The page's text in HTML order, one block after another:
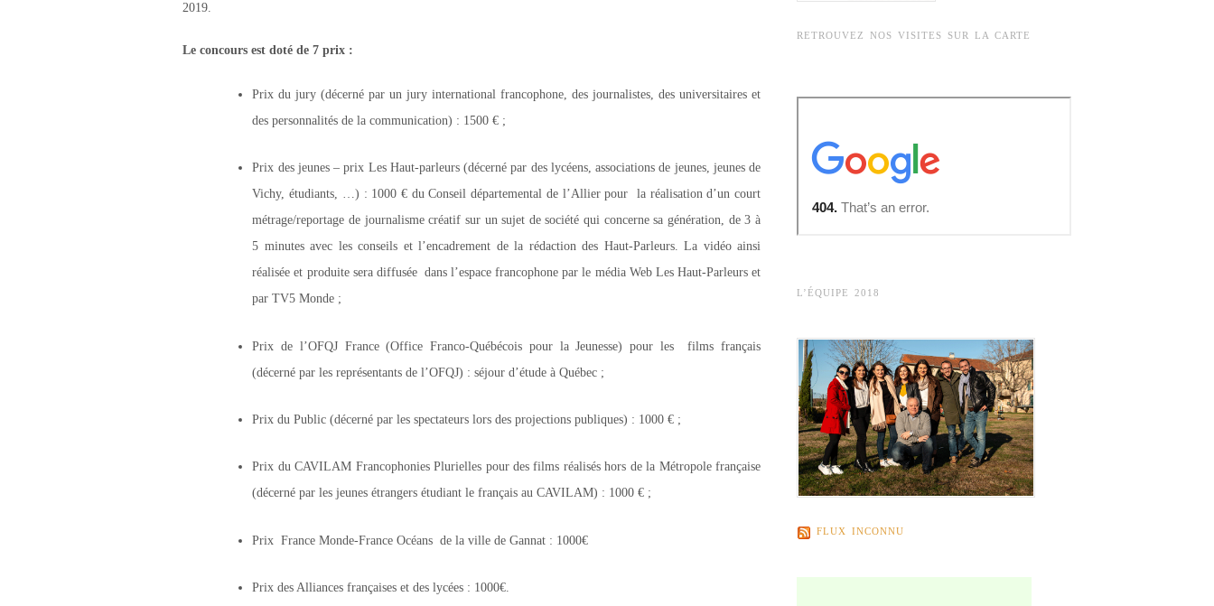
2019.
Le concours est doté de 7 prix :
Prix du jury (décerné par un jury international francophone, des journalistes, des universitaires et
des personnalités de la communication) : 1500 € ;
Prix des jeunes – prix Les Haut-parleurs (décerné par des lycéens, associations de jeunes, jeunes de
Vichy, étudiants, …) : 1000 € du Conseil départemental de l’Allier pour la réalisation d’un court
métrage/reportage de journalisme créatif sur un sujet de société qui concerne sa génération, de 3 à
5 minutes avec les conseils et l’encadrement de la rédaction des Haut-Parleurs. La vidéo ainsi
réalisée et produite sera diffusée dans l’espace francophone par le média Web Les Haut-Parleurs et
par TV5 Monde ;
Prix de l’OFQJ France (Office Franco-Québécois pour la Jeunesse) pour les films français
(décerné par les représentants de l’OFQJ) : séjour d’étude à Québec ;
Prix du Public (décerné par les spectateurs lors des projections publiques) : 1000 € ;
Prix du CAVILAM Francophonies Plurielles pour des films réalisés hors de la Métropole française
(décerné par les jeunes étrangers étudiant le français au CAVILAM) : 1000 € ;
Prix France Monde-France Océans de la ville de Gannat : 1000€
Prix des Alliances françaises et des lycées : 1000€.
RETROUVEZ NOS VISITES SUR LA CARTE
L’ÉQUIPE 2018
FLUX INCONNU